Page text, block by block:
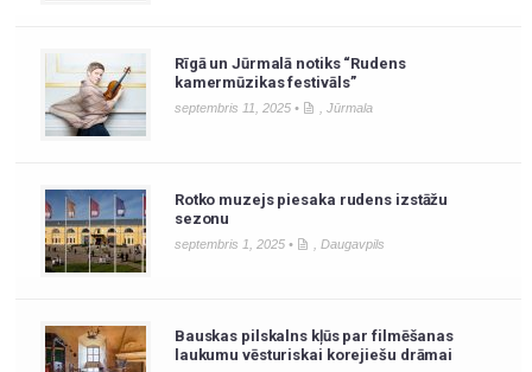
Rīgā un Jūrmalā notiks “Rudens
kamermūzikas festivāls”
septembris 11, 2025 • , Jūrmala
Rotko muzejs piesaka rudens izstāžu
sezonu
septembris 1, 2025 • , Daugavpils
Bauskas pilskalns kļūs par filmēšanas
laukumu vēsturiskai korejiešu drāmai